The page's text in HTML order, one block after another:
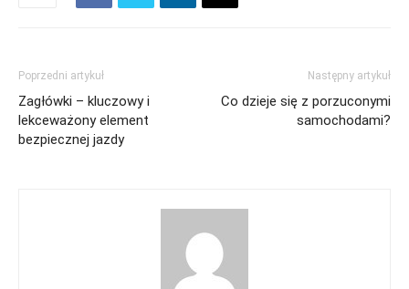
Poprzedni artykuł
Zagłówki – kluczowy i
lekceważony element
bezpiecznej jazdy
Następny artykuł
Co dzieje się z porzuconymi
samochodami?